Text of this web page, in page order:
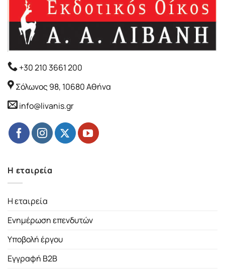
+30 210 3661 200
Σόλωνος 98, 10680 Αθήνα
info@livanis.gr
Η εταιρεία
Η εταιρεία
Ενημέρωση επενδυτών
Υποβολή έργου
Εγγραφή B2B